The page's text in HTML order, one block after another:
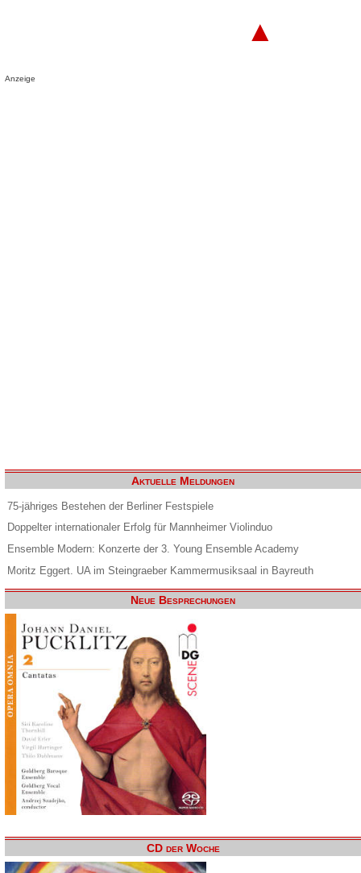
▲
Anzeige
Aktuelle Meldungen
75-jähriges Bestehen der Berliner Festspiele
Doppelter internationaler Erfolg für Mannheimer Violinduo
Ensemble Modern: Konzerte der 3. Young Ensemble Academy
Moritz Eggert. UA im Steingraeber Kammermusiksaal in Bayreuth
Neue Besprechungen
CD der Woche